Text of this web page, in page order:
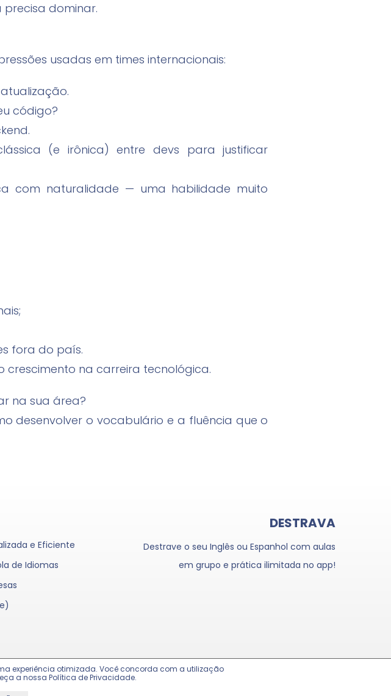
dominar.
usadas em times internacionais:
atualização.
código?
(e irônica) entre devs para justificar
com naturalidade — uma habilidade muito
fora do país.
crescimento na carreira tecnológica.
na sua área?
desenvolver o vocabulário e a fluência que o
e Eficiente
de Idiomas
DESTRAVA
Destrave o seu Inglês ou Espanhol com aulas
em grupo e prática ilimitada no app!
experiência otimizada. Você concorda com a utilização
a nossa Política de Privacidade.